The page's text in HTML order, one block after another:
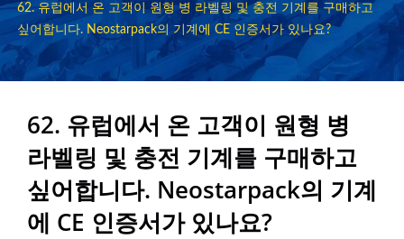
Neostarpack은 기계에 CE 인
증서가 있나요? | 50개국에서
판매되는 고품질 산업용 포장
장비 제조업체 | Neostarpack
Co., Ltd.
62. 유럽에서 온 고객이 원형 병 라벨링 및 충전 기계를 구매하고
싶어합니다. Neostarpack의 기계에 CE 인증서가 있나요?
62. 유럽에서 온 고객이 원형 병
라벨링 및 충전 기계를 구매하고
싶어합니다. Neostarpack의 기계
에 CE 인증서가 있나요?